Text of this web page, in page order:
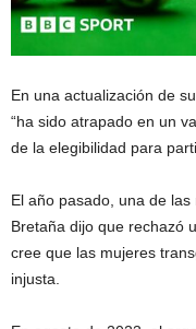
En una actualización de
“ha sido atrapado en un
de la elegibilidad para
El año pasado, una de
Bretaña dijo que rechazó
cree que las mujeres
injusta.